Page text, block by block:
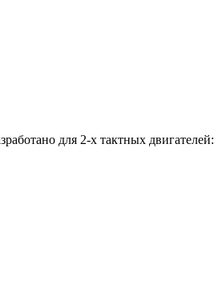
для 2-х тактных двигателей: